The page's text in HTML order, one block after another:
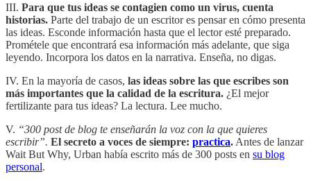
III. Para que tus ideas se contagien como un virus, cuenta
historias. Parte del trabajo de un escritor es pensar en cómo presenta
las ideas. Esconde información hasta que el lector esté preparado.
Prométele que encontrará esa información más adelante, que siga
leyendo. Incorpora los datos en la narrativa. Enseña, no digas.
IV. En la mayoría de casos, las ideas sobre las que escribes son
más importantes que la calidad de la escritura. ¿El mejor
fertilizante para tus ideas? La lectura. Lee mucho.
V. “300 post de blog te enseñarán la voz con la que quieres
escribir”. El secreto a voces de siempre: practica. Antes de lanzar
Wait But Why, Urban había escrito más de 300 posts en su blog
personal.